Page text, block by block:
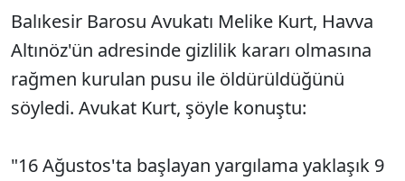
Balıkesir Barosu Avukatı Melike Kurt, Havva
Altınöz'ün adresinde gizlilik kararı olmasına
rağmen kurulan pusu ile öldürüldüğünü
söyledi. Avukat Kurt, şöyle konuştu:
"16 Ağustos'ta başlayan yargılama yaklaşık 9